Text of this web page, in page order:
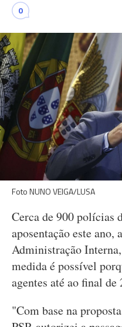
0
Foto NUNO VEIGA/LUSA
Cerca de 900 polícias
aposentação este
Administração
medida é possível
agentes até ao final de
"Com base na